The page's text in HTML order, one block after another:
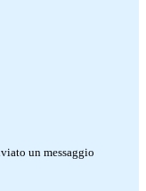
un messaggio